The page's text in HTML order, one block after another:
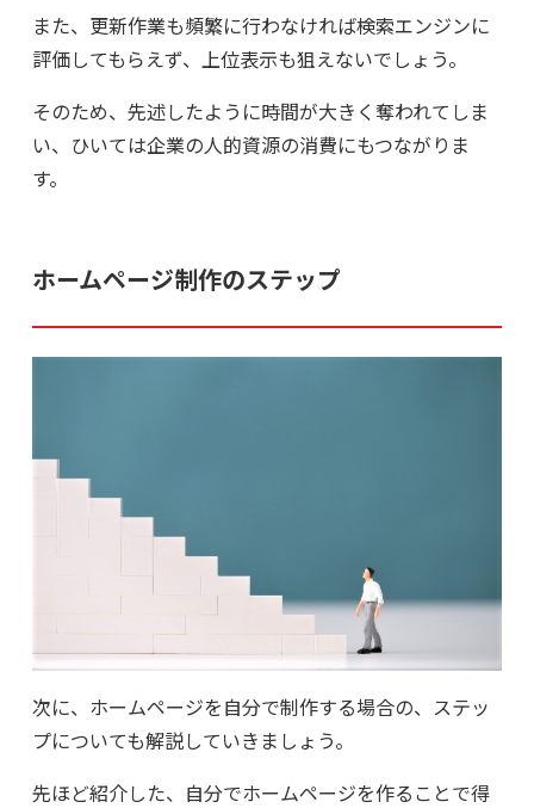
また、更新作業も頻繁に行わなければ検索エンジンに
評価してもらえず、上位表示も狙えないでしょう。
そのため、先述したように時間が大きく奪われてしま
い、ひいては企業の人的資源の消費にもつながりま
す。
ホームページ制作のステップ
次に、ホームページを自分で制作する場合の、ステッ
プについても解説していきましょう。
先ほど紹介した、自分でホームページを作ることで得